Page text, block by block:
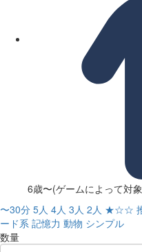
6歳〜(ゲームによって対
〜30分 5人 4人 3人 2人 ★☆☆
ード系 記憶力 動物 シンプル
数量